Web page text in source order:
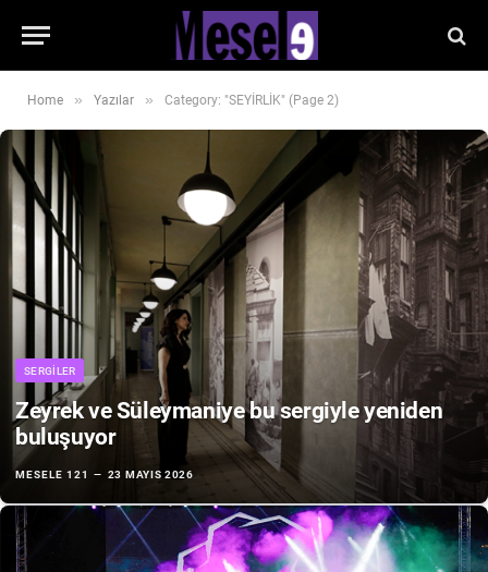
Home » Yazılar » Category: "SEYİRLİK" (Page 2)
SERGILER
Zeyrek ve Süleymaniye bu sergiyle yeniden
buluşuyor
MESELE 121 23 MAYIS 2026